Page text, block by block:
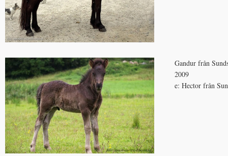
Gandur från
2009
e: Hector från